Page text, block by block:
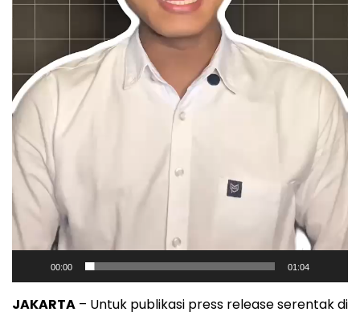
00:00 01:04
JAKARTA – Untuk publikasi press release serentak di